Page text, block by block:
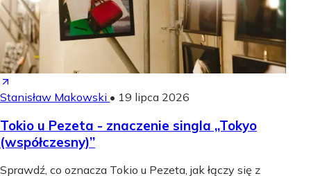
Stanisław Makowski • 19 lipca 2026
Tokio u Pezeta - znaczenie singla „Tokyo
(współczesny)”
Sprawdź, co oznacza Tokio u Pezeta, jak łączy się z